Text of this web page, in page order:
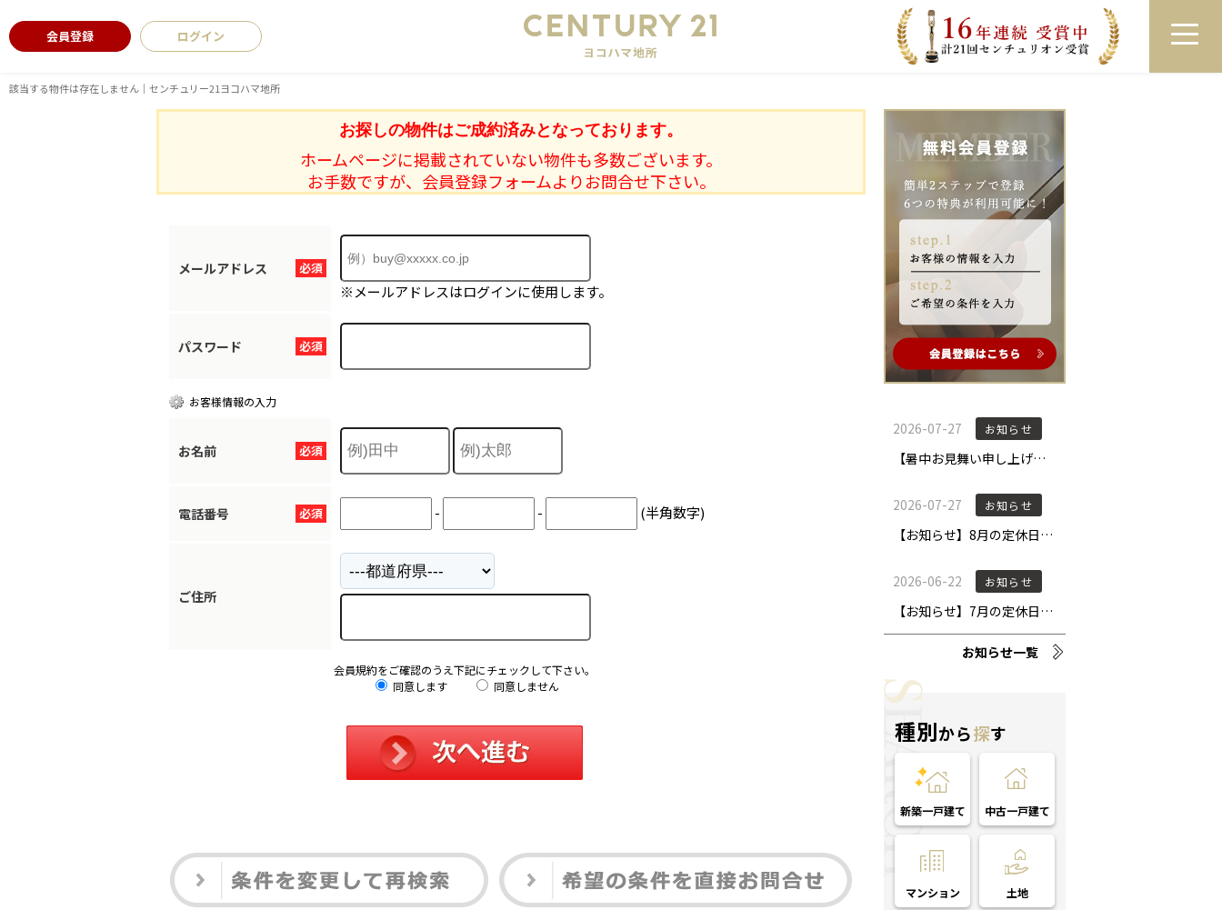
該当する物件は存在しません｜センチュリー21ヨコハマ地所
会員登録 ログイン ログイン 来店予約 LINEで相談
お探しの物件はご成約済みとなっております。
ホームページに掲載されていない物件も多数ございます。
お手数ですが、会員登録フォームよりお問合せ下さい。
必須
メールアドレス
※メールアドレスはログインに使用します。
必須
パスワード
お客様情報の入力
必須
お名前
必須
電話番号 - - (半角数字)
ご住所
会員規約をご確認のうえ下記にチェックして下さい。
同意します
同意しません
お知らせ一覧
種別から探す
新築一戸建て 中古一戸建て
マンション 土地